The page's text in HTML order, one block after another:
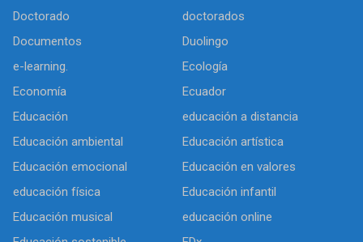
Doctorado
doctorados
Documentos
Duolingo
e-learning.
Ecología
Economía
Ecuador
Educación
educación a distancia
Educación ambiental
Educación artística
Educación emocional
Educación en valores
educación física
Educación infantil
Educación musical
educación online